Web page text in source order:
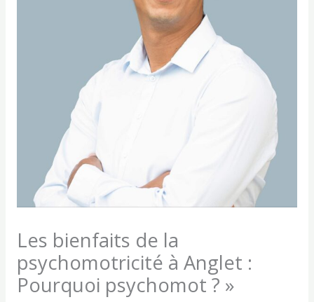
Les bienfaits de la
psychomotricité à Anglet :
Pourquoi psychomot ? »